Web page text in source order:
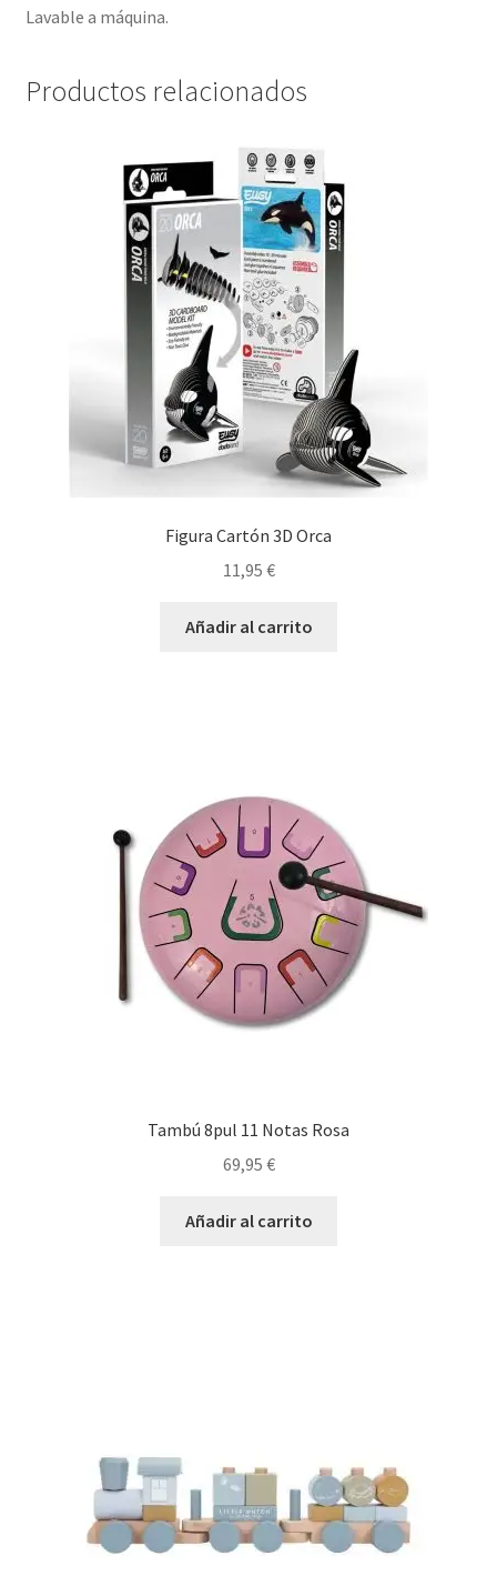
Lavable a máquina.
Productos relacionados
Figura Cartón 3D Orca
11,95 €
Añadir al carrito
Tambú 8pul 11 Notas Rosa
69,95 €
Añadir al carrito